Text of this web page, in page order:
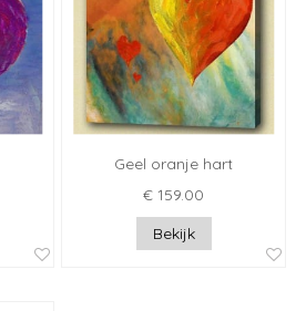
Geel oranje hart
€ 159.00
Bekijk